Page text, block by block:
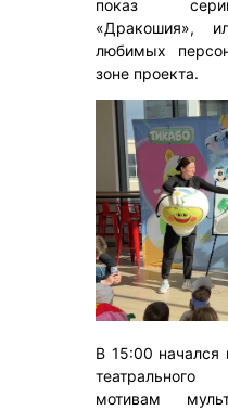
показ
«Дракошия»,
любимых
зоне проекта.
В 15:00 начался
театрального
мотивам